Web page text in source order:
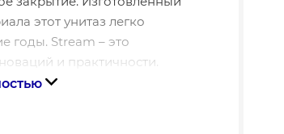
этот унитаз легко
годы. Stream – это
и практичности.